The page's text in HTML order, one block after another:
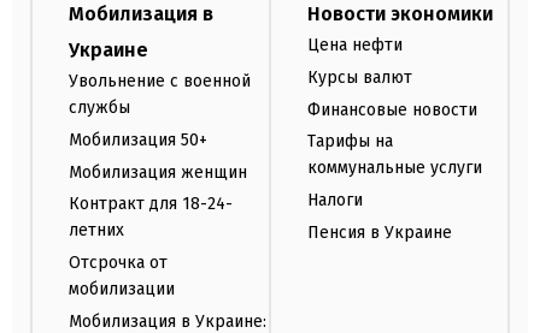
Мобилизация в
Украине
Увольнение с военной
службы
Мобилизация 50+
Мобилизация женщин
Контракт для 18-24-
летних
Отсрочка от
мобилизации
Мобилизация в Украине:
Новости экономики
Цена нефти
Курсы валют
Финансовые новости
Тарифы на
коммунальные услуги
Налоги
Пенсия в Украине